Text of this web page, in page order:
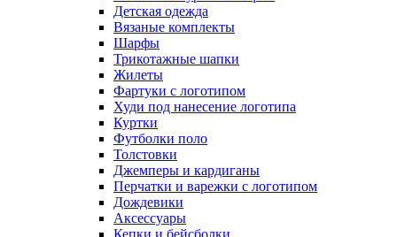
Детская одежда
Вязаные комплекты
Шарфы
Трикотажные шапки
Жилеты
Фартуки с логотипом
Худи под нанесение логотипа
Куртки
Футболки поло
Толстовки
Джемперы и кардиганы
Перчатки и варежки с логотипом
Дождевики
Аксессуары
Кепки и бейсболки